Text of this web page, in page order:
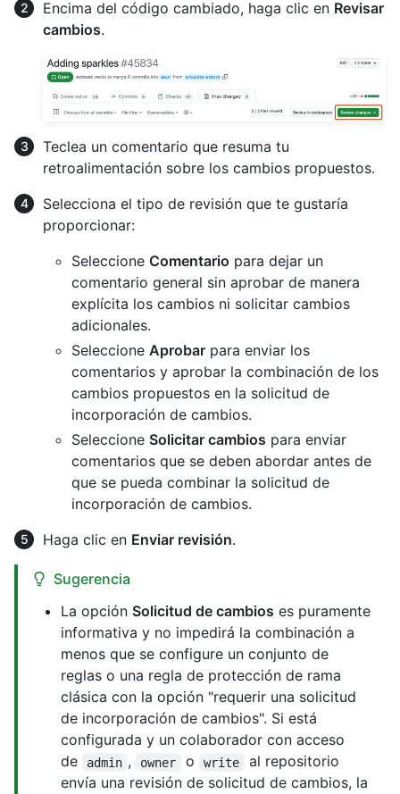
Encima del código cambiado, haga clic en Revisar
cambios.
Teclea un comentario que resuma tu
retroalimentación sobre los cambios propuestos.
Selecciona el tipo de revisión que te gustaría
proporcionar:
Seleccione Comentario para dejar un
comentario general sin aprobar de manera
explícita los cambios ni solicitar cambios
adicionales.
Seleccione Aprobar para enviar los
comentarios y aprobar la combinación de los
cambios propuestos en la solicitud de
incorporación de cambios.
Seleccione Solicitar cambios para enviar
comentarios que se deben abordar antes de
que se pueda combinar la solicitud de
incorporación de cambios.
Haga clic en Enviar revisión.
Sugerencia
La opción Solicitud de cambios es puramente
informativa y no impedirá la combinación a
menos que se configure un conjunto de
reglas o una regla de protección de rama
clásica con la opción "requerir una solicitud
de incorporación de cambios". Si está
configurada y un colaborador con acceso
de
admin , owner o write
al repositorio
envía una revisión de solicitud de cambios, la